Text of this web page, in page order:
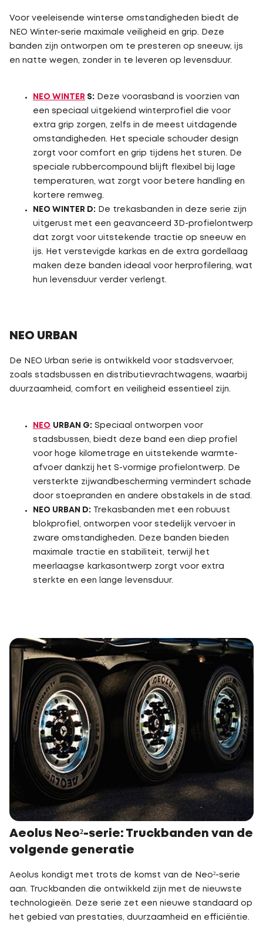
Voor veeleisende winterse omstandigheden biedt de
NEO Winter-serie maximale veiligheid en grip. Deze
banden zijn ontworpen om te presteren op sneeuw, ijs
en natte wegen, zonder in te leveren op levensduur.
NEO WINTER S: Deze voorasband is voorzien van
een speciaal uitgekiend winterprofiel die voor
extra grip zorgen, zelfs in de meest uitdagende
omstandigheden. Het speciale schouder design
zorgt voor comfort en grip tijdens het sturen. De
speciale rubbercompound blijft flexibel bij lage
temperaturen, wat zorgt voor betere handling en
kortere remweg.
NEO WINTER D: De trekasbanden in deze serie zijn
uitgerust met een geavanceerd 3D-profielontwerp
dat zorgt voor uitstekende tractie op sneeuw en
ijs. Het verstevigde karkas en de extra gordellaag
maken deze banden ideaal voor herprofilering, wat
hun levensduur verder verlengt.
NEO URBAN
De NEO Urban serie is ontwikkeld voor stadsvervoer,
zoals stadsbussen en distributievrachtwagens, waarbij
duurzaamheid, comfort en veiligheid essentieel zijn.
NEO URBAN G: Speciaal ontworpen voor
stadsbussen, biedt deze band een diep profiel
voor hoge kilometrage en uitstekende warmte-
afvoer dankzij het S-vormige profielontwerp. De
versterkte zijwandbescherming vermindert schade
door stoepranden en andere obstakels in de stad.
NEO URBAN D: Trekasbanden met een robuust
blokprofiel, ontworpen voor stedelijk vervoer in
zware omstandigheden. Deze banden bieden
maximale tractie en stabiliteit, terwijl het
meerlaagse karkasontwerp zorgt voor extra
sterkte en een lange levensduur.
Aeolus Neo²-serie: Truckbanden van de
volgende generatie
Aeolus kondigt met trots de komst van de Neo²-serie
aan. Truckbanden die ontwikkeld zijn met de nieuwste
technologieën. Deze serie zet een nieuwe standaard op
het gebied van prestaties, duurzaamheid en efficiëntie.